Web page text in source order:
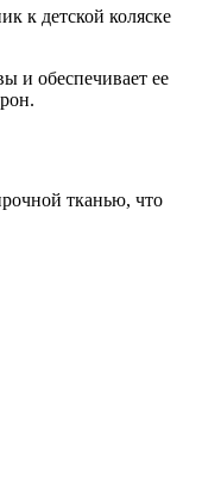
к детской коляске
и обеспечивает ее
тканью, что